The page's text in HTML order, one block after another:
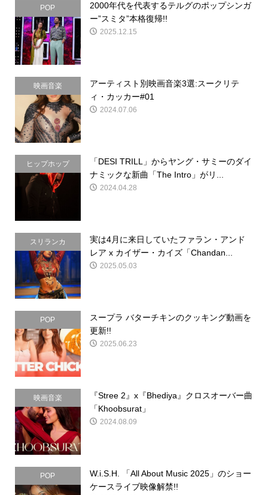
POP
2000年代を代表するテルグのポップシンガ
ー”スミタ”本格復帰!!
2025.12.15
映画音楽
アーティスト別映画音楽3選:スークリテ
ィ・カッカー#01
2024.07.06
ヒップホップ
「DESI TRILL」からヤング・サミーのダイ
ナミックな新曲「The Intro」がリ...
2024.04.28
スリランカ
実は4月に来日していたファラン・アンド
レア x カイザー・カイズ「Chandan...
2025.05.03
POP
スープラ バターチキンのクッキング動画を
更新!!
2025.06.23
映画音楽
『Stree 2』x『Bhediya』クロスオーバー曲
「Khoobsurat」
2024.08.09
POP
W.i.S.H. 「All About Music 2025」のショー
ケースライブ映像解禁!!